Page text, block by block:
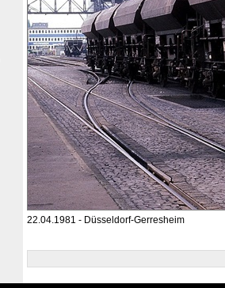
22.04.1981 - Düsseldorf-Gerresheim